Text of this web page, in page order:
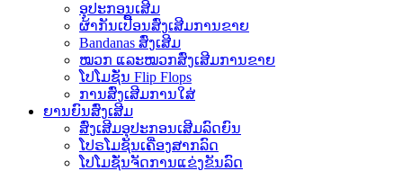
ອຸປະກອນເສີມ
ຜ້າກັນເປື້ອນສົ່ງເສີມການຂາຍ
Bandanas ສົ່ງເສີມ
ໝວກ ແລະໝວກສົ່ງເສີມການຂາຍ
ໂປໂມຊັ່ນ Flip Flops
ການສົ່ງເສີມການໃສ່
ຍານຍົນສົ່ງເສີມ
ສົ່ງເສີມອຸປະກອນເສີມລົດຍົນ
ໂປຣໂມຊັນເຄື່ອງສາກລົດ
ໂປໂມຊັ່ນຈັດການແຂ່ງຂັນລົດ